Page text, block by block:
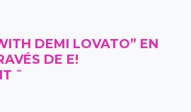
DEMI LOVATO” EN
DE E!
¨